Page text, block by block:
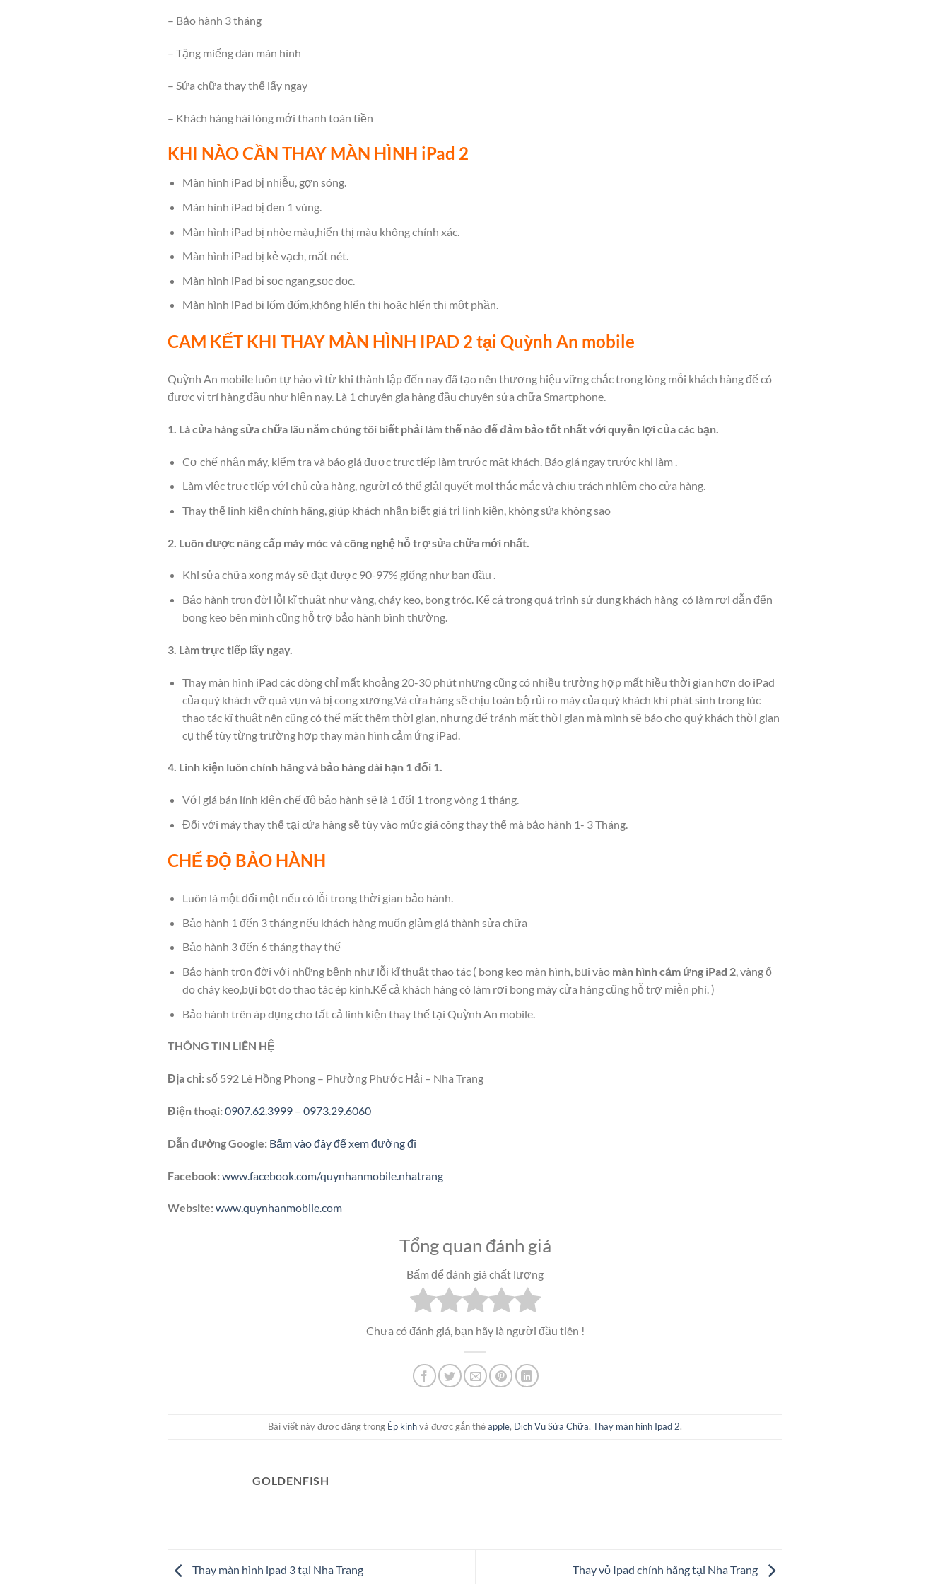
– Bảo hành 3 tháng
– Tặng miếng dán màn hình
– Sửa chữa thay thế lấy ngay
– Khách hàng hài lòng mới thanh toán tiền
KHI NÀO CẦN THAY MÀN HÌNH iPad 2
Màn hình iPad bị nhiễu, gợn sóng.
Màn hình iPad bị đen 1 vùng.
Màn hình iPad bị nhòe màu,hiển thị màu không chính xác.
Màn hình iPad bị kẻ vạch, mất nét.
Màn hình iPad bị sọc ngang,sọc dọc.
Màn hình iPad bị lốm đốm,không hiển thị hoặc hiển thị một phần.
CAM KẾT KHI THAY MÀN HÌNH IPAD 2 tại Quỳnh An mobile
Quỳnh An mobile luôn tự hào vì từ khi thành lập đến nay đã tạo nên thương hiệu vững chắc trong lòng mỗi khách hàng để có
được vị trí hàng đầu như hiện nay. Là 1 chuyên gia hàng đầu chuyên sửa chữa Smartphone.
1. Là cửa hàng sửa chữa lâu năm chúng tôi biết phải làm thế nào để đảm bảo tốt nhất với quyền lợi của các bạn.
Cơ chế nhận máy, kiểm tra và báo giá được trực tiếp làm trước mặt khách. Báo giá ngay trước khi làm .
Làm việc trực tiếp với chủ cửa hàng, người có thể giải quyết mọi thắc mắc và chịu trách nhiệm cho cửa hàng.
Thay thế linh kiện chính hãng, giúp khách nhận biết giá trị linh kiện, không sửa không sao
2. Luôn được nâng cấp máy móc và công nghệ hỗ trợ sửa chữa mới nhất.
Khi sửa chữa xong máy sẽ đạt được 90-97% giống như ban đầu .
Bảo hành trọn đời lỗi kĩ thuật như vàng, cháy keo, bong tróc. Kể cả trong quá trình sử dụng khách hàng có làm rơi dẫn đến
bong keo bên mình cũng hỗ trợ bảo hành bình thường.
3. Làm trực tiếp lấy ngay.
Thay màn hình iPad các dòng chỉ mất khoảng 20-30 phút nhưng cũng có nhiều trường hợp mất hiều thời gian hơn do iPad
của quý khách vỡ quá vụn và bị cong xương.Và cửa hàng sẽ chịu toàn bộ rủi ro máy của quý khách khi phát sinh trong lúc
thao tác kĩ thuật nên cũng có thể mất thêm thời gian, nhưng để tránh mất thời gian mà mình sẽ báo cho quý khách thời gian
cụ thể tùy từng trường hợp thay màn hình cảm ứng iPad.
4. Linh kiện luôn chính hãng và bảo hàng dài hạn 1 đổi 1.
Với giá bán lính kiện chế độ bảo hành sẽ là 1 đổi 1 trong vòng 1 tháng.
Đối với máy thay thế tại cửa hàng sẽ tùy vào mức giá công thay thế mà bảo hành 1- 3 Tháng.
CHẾ ĐỘ BẢO HÀNH
Luôn là một đổi một nếu có lỗi trong thời gian bảo hành.
Bảo hành 1 đến 3 tháng nếu khách hàng muốn giảm giá thành sửa chữa
Bảo hành 3 đến 6 tháng thay thế
Bảo hành trọn đời với những bệnh như lỗi kĩ thuật thao tác ( bong keo màn hình, bụi vào màn hình cảm ứng iPad 2, vàng ố
do cháy keo,bụi bọt do thao tác ép kính.Kể cả khách hàng có làm rơi bong máy cửa hàng cũng hỗ trợ miễn phí. )
Bảo hành trên áp dụng cho tất cả linh kiện thay thế tại Quỳnh An mobile.
THÔNG TIN LIÊN HỆ
Địa chỉ:số 592 Lê Hồng Phong – Phường Phước Hải – Nha Trang
Điện thoại:0907.62.3999 – 0973.29.6060
Dẫn đường Google: Bấm vào đây để xem đường đi
Facebook:www.facebook.com/quynhanmobile.nhatrang
Website:www.quynhanmobile.com
Tổng quan đánh giá
Bấm để đánh giá chất lượng
Chưa có đánh giá, bạn hãy là người đầu tiên !
Bài viết này được đăng trong Ép kínhvà được gắn thẻapple, Dịch Vụ Sửa Chữa, Thay màn hình Ipad 2.
GOLDENFISH
Thay màn hình ipad 3 tại Nha Trang Thay vỏ Ipad chính hãng tại Nha Trang